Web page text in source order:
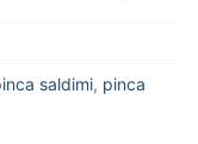
saldimi, pinca